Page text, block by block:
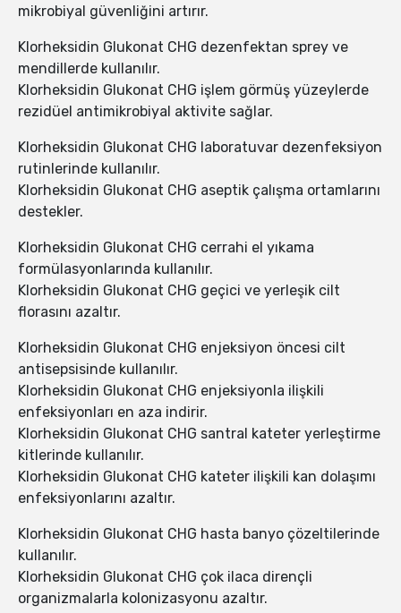
mikrobiyal güvenliğini artırır.
Klorheksidin Glukonat CHG dezenfektan sprey ve
mendillerde kullanılır.
Klorheksidin Glukonat CHG işlem görmüş yüzeylerde
rezidüel antimikrobiyal aktivite sağlar.
Klorheksidin Glukonat CHG laboratuvar dezenfeksiyon
rutinlerinde kullanılır.
Klorheksidin Glukonat CHG aseptik çalışma ortamlarını
destekler.
Klorheksidin Glukonat CHG cerrahi el yıkama
formülasyonlarında kullanılır.
Klorheksidin Glukonat CHG geçici ve yerleşik cilt
florasını azaltır.
Klorheksidin Glukonat CHG enjeksiyon öncesi cilt
antisepsisinde kullanılır.
Klorheksidin Glukonat CHG enjeksiyonla ilişkili
enfeksiyonları en aza indirir.
Klorheksidin Glukonat CHG santral kateter yerleştirme
kitlerinde kullanılır.
Klorheksidin Glukonat CHG kateter ilişkili kan dolaşımı
enfeksiyonlarını azaltır.
Klorheksidin Glukonat CHG hasta banyo çözeltilerinde
kullanılır.
Klorheksidin Glukonat CHG çok ilaca dirençli
organizmalarla kolonizasyonu azaltır.